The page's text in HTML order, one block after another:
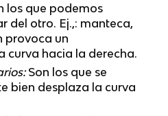
los que podemos
del otro. Ej.,: manteca,
provoca un
curva hacia la derecha.
Son los que se
bien desplaza la curva